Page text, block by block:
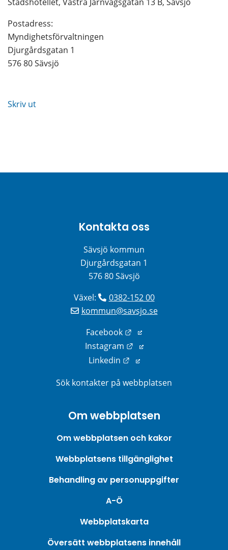
Postadress:
Myndighetsförvaltningen
Djurgårdsgatan 1
576 80 Sävsjö
Skriv ut
Kontakta oss
Sävsjö kommun
Djurgårdsgatan 1
576 80 Sävsjö
Växel:
0382-152 00
kommun@savsjo.se
Facebook
Länk till annan
Instagram
Länk till annan
Linkedin
Länk till annan webbplats.
Sök kontakter på webbplatsen
Om webbplatsen
Om webbplatsen och kakor
Webbplatsens tillgänglighet
Behandling av personuppgifter
A-Ö
Webbplatskarta
Översätt webbplatsens innehåll